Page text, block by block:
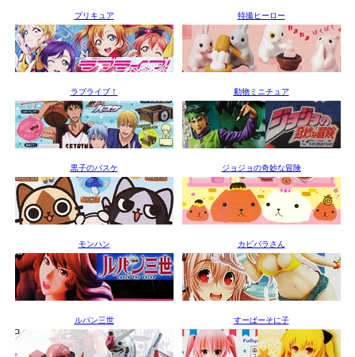
プリキュア 特撮ヒーロー
ラブライブ！ 動物ミニチュア
黒子のバスケ ジョジョの奇妙な冒険
モンハン カピバラさん
ルパン三世 すーぱーそに子